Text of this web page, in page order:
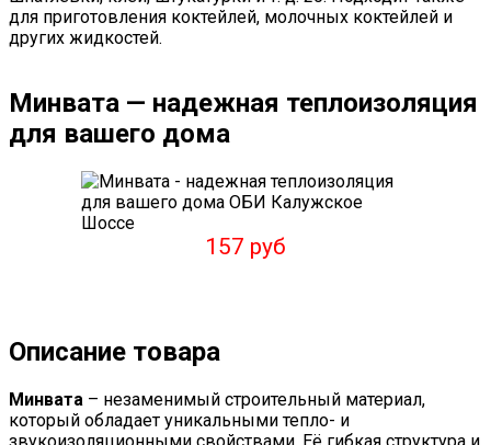
для приготовления коктейлей, молочных коктейлей и
других жидкостей.
Минвата — надежная теплоизоляция
для вашего дома
157 руб
Описание товара
Минвата – незаменимый строительный материал,
который обладает уникальными тепло- и